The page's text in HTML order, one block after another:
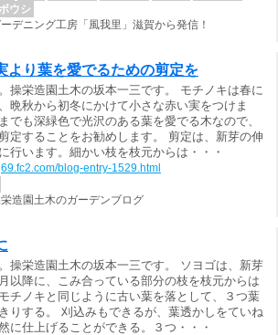
ウシ
ニング工房「風我里」滋賀から発信！
より葉を愛でるための剪定を
操栄造園土木の坂本一三です。 モチノキは春に
晩秋から初冬にかけて小さな赤い実をつけま
でも深緑色で光沢のある葉を愛でる木なので、
定することをお勧めします。 剪定は、新芽の伸
行います。細かい枝を枝元からは・・・
blog-entry-1529.html
造園土木のガーデンブログ
操栄造園土木の坂本一三です。 ソヨゴは、新芽
以降に、こみ合っている部分の枝を枝元からは
チノキと同じように古い葉を落として、３つ葉
りする。 刈込みもできるが、葉透かしをていね
に仕上げることができる。３つ・・・